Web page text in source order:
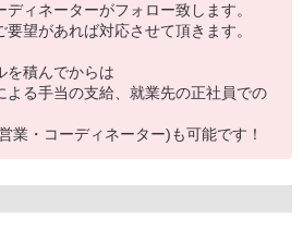
ィネーターがフォロー致します。
望があれば対応させて頂きます。
を積んでからは
よる手当の支給、就業先の正社員での
業・コーディネーター)も可能です！